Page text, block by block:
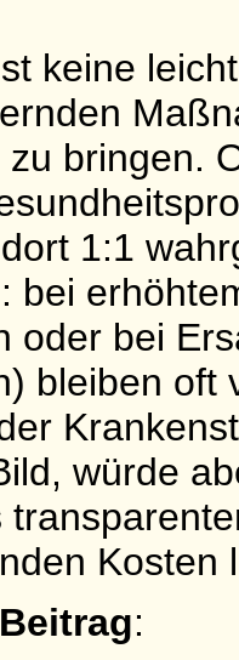
keine
bringen.
1:1
bei
oder bei
bleiben oft
würde
Kosten
: